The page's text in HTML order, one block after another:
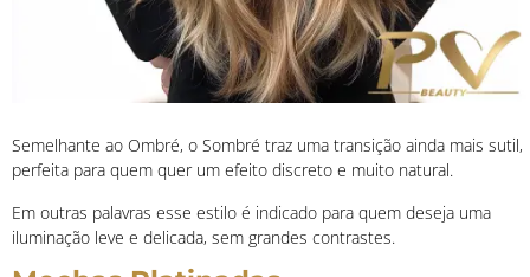
Semelhante ao Ombré, o Sombré traz uma transição ainda mais sutil,
perfeita para quem quer um efeito discreto e muito natural.
Em outras palavras esse estilo é indicado para quem deseja uma
iluminação leve e delicada, sem grandes contrastes.